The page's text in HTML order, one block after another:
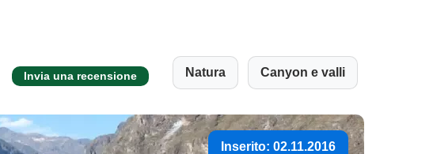
Invia una recensione Natura Canyon e valli
Inserito: 02.11.2016